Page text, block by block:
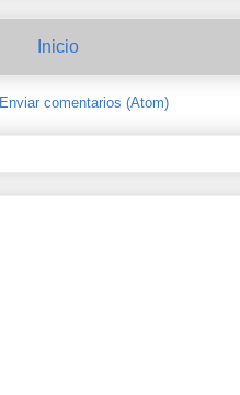
Inicio
Enviar comentarios (Atom)